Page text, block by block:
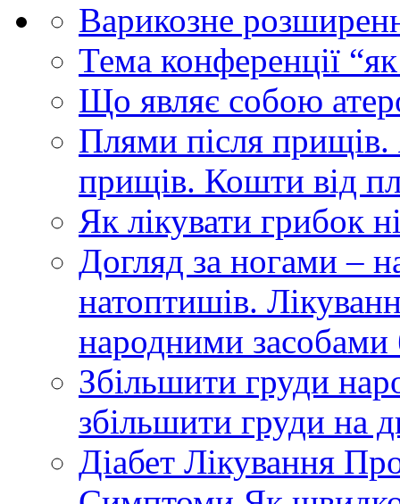
Варикозне
Тема конференції
Що являє собою
Плями після
прищів. Кошти від
Як лікувати грибок
Догляд за ногами –
натоптишів.
народними засобами
Збільшити груди
збільшити груди на
Діабет Лікування